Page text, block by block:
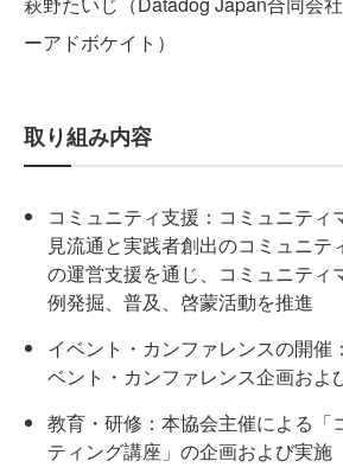
ーアドボケイト）
取り組み内容
コミュニティ支援：コミュニティ
見流通と実践者創出のコミュニテ
の運営支援を通じ、コミュニティ
例発掘、普及、啓蒙活動を推進
イベント・カンファレンスの開催
ベント・カンファレンス企画およ
教育・研修：本協会主催による「
ティング講座」の企画および実施